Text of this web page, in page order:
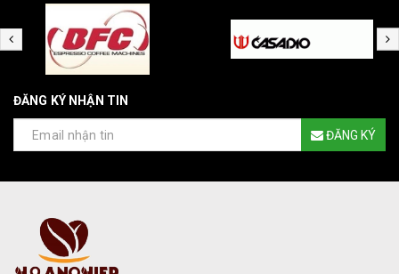
ĐĂNG KÝ NHẬN TIN
ĐĂNG KÝ